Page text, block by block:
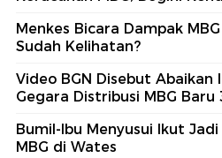
Menkes Bicara Dampak
Sudah Kelihatan?
Video BGN Disebut Abaikan
Gegara Distribusi MBG Baru
Bumil-Ibu Menyusui Ikut
MBG di Wates